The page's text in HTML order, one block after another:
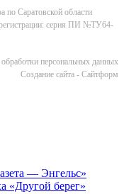
по Саратовской области
серия ПИ №ТУ64-
персональных данных
Cоздание сайта - Сайтформ
— Энгельс»
«Другой берег»